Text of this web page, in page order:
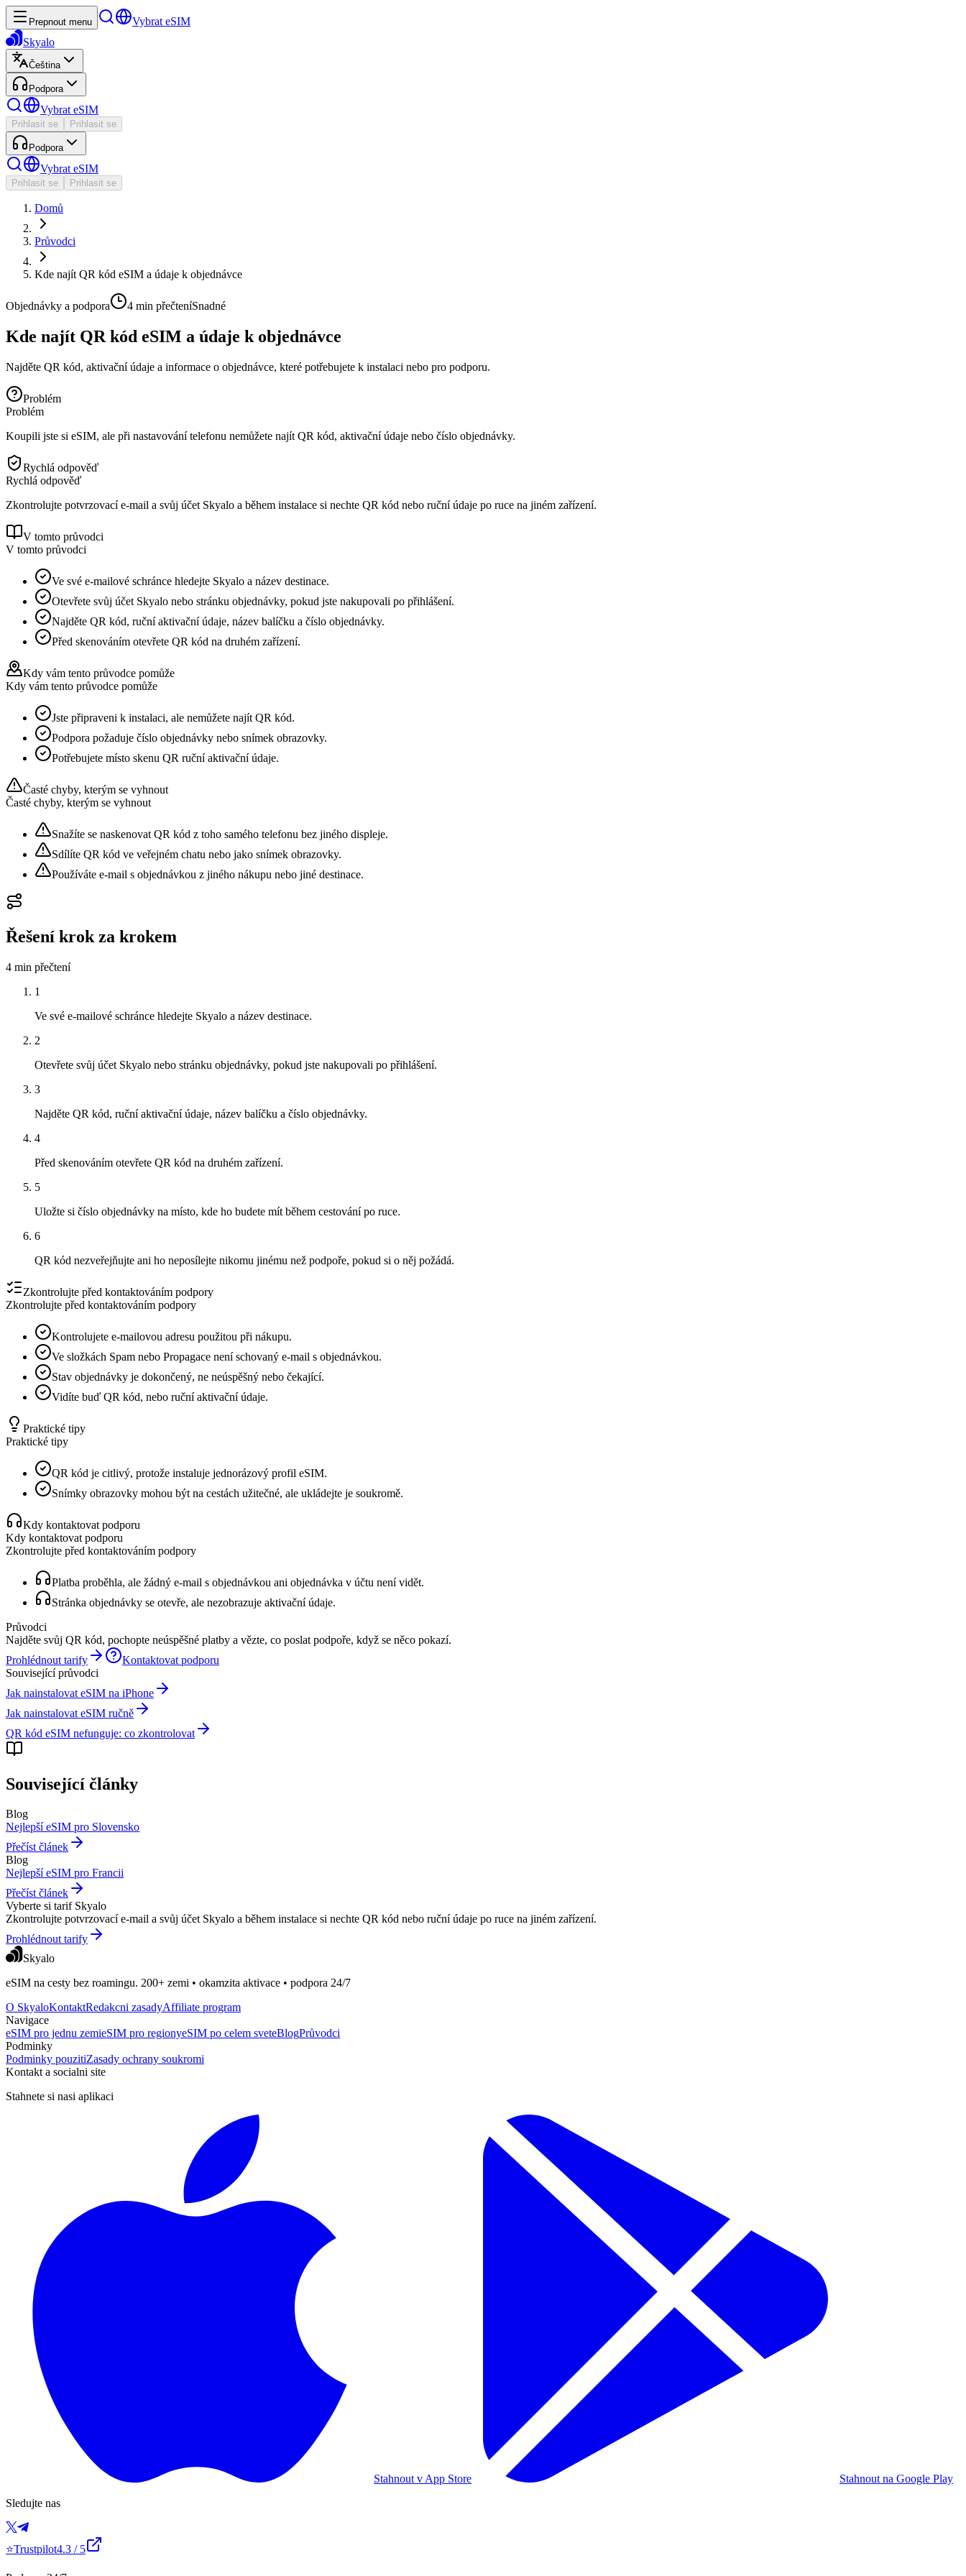
Prepnout menu
Vybrat eSIM
Skyalo
Čeština
Podpora
Vybrat eSIM
Prihlasit se Prihlasit se
Podpora
Vybrat eSIM
Prihlasit se Prihlasit se
Domů
Průvodci
Kde najít QR kód eSIM a údaje k objednávce
Objednávky a podpora 4 min přečteníSnadné
Kde najít QR kód eSIM a údaje k objednávce
Najděte QR kód, aktivační údaje a informace o objednávce, které potřebujete k instalaci nebo pro podporu.
Problém
Problém
Koupili jste si eSIM, ale při nastavování telefonu nemůžete najít QR kód, aktivační údaje nebo číslo objednávky.
Rychlá odpověď
Rychlá odpověď
Zkontrolujte potvrzovací e-mail a svůj účet Skyalo a během instalace si nechte QR kód nebo ruční údaje po ruce na jiném zařízení.
V tomto průvodci
V tomto průvodci
Ve své e-mailové schránce hledejte Skyalo a název destinace.
Otevřete svůj účet Skyalo nebo stránku objednávky, pokud jste nakupovali po přihlášení.
Najděte QR kód, ruční aktivační údaje, název balíčku a číslo objednávky.
Před skenováním otevřete QR kód na druhém zařízení.
Kdy vám tento průvodce pomůže
Kdy vám tento průvodce pomůže
Jste připraveni k instalaci, ale nemůžete najít QR kód.
Podpora požaduje číslo objednávky nebo snímek obrazovky.
Potřebujete místo skenu QR ruční aktivační údaje.
Časté chyby, kterým se vyhnout
Časté chyby, kterým se vyhnout
Snažíte se naskenovat QR kód z toho samého telefonu bez jiného displeje.
Sdílíte QR kód ve veřejném chatu nebo jako snímek obrazovky.
Používáte e-mail s objednávkou z jiného nákupu nebo jiné destinace.
Řešení krok za krokem
4 min přečtení
1
Ve své e-mailové schránce hledejte Skyalo a název destinace.
2
Otevřete svůj účet Skyalo nebo stránku objednávky, pokud jste nakupovali po přihlášení.
3
Najděte QR kód, ruční aktivační údaje, název balíčku a číslo objednávky.
4
Před skenováním otevřete QR kód na druhém zařízení.
5
Uložte si číslo objednávky na místo, kde ho budete mít během cestování po ruce.
6
QR kód nezveřejňujte ani ho neposílejte nikomu jinému než podpoře, pokud si o něj požádá.
Zkontrolujte před kontaktováním podpory
Zkontrolujte před kontaktováním podpory
Kontrolujete e-mailovou adresu použitou při nákupu.
Ve složkách Spam nebo Propagace není schovaný e-mail s objednávkou.
Stav objednávky je dokončený, ne neúspěšný nebo čekající.
Vidíte buď QR kód, nebo ruční aktivační údaje.
Praktické tipy
Praktické tipy
QR kód je citlivý, protože instaluje jednorázový profil eSIM.
Snímky obrazovky mohou být na cestách užitečné, ale ukládejte je soukromě.
Kdy kontaktovat podporu
Kdy kontaktovat podporu
Zkontrolujte před kontaktováním podpory
Platba proběhla, ale žádný e-mail s objednávkou ani objednávka v účtu není vidět.
Stránka objednávky se otevře, ale nezobrazuje aktivační údaje.
Průvodci
Najděte svůj QR kód, pochopte neúspěšné platby a vězte, co poslat podpoře, když se něco pokazí.
Prohlédnout tarify
Kontaktovat podporu
Související průvodci
Jak nainstalovat eSIM na iPhone
Jak nainstalovat eSIM ručně
QR kód eSIM nefunguje: co zkontrolovat
Související články
Blog
Nejlepší eSIM pro Slovensko
Přečíst článek
Blog
Nejlepší eSIM pro Francii
Přečíst článek
Vyberte si tarif Skyalo
Zkontrolujte potvrzovací e-mail a svůj účet Skyalo a během instalace si nechte QR kód nebo ruční údaje po ruce na jiném zařízení.
Prohlédnout tarify
Skyalo
eSIM na cesty bez roamingu. 200+ zemi • okamzita aktivace • podpora 24/7
O SkyaloKontaktRedakcni zasadyAffiliate program
Navigace
eSIM pro jednu zemieSIM pro regionyeSIM po celem sveteBlogPrůvodci
Podminky
Podminky pouzitiZasady ochrany soukromi
Kontakt a socialni site
Stahnete si nasi aplikaci
Stahnout v App Store
Stahnout na Google Play
Sledujte nas
⭐Trustpilot4.3 / 5